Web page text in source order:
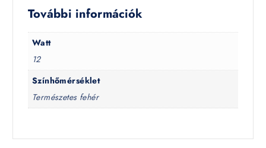
További információk
Watt
12
Színhőmérséklet
Természetes fehér